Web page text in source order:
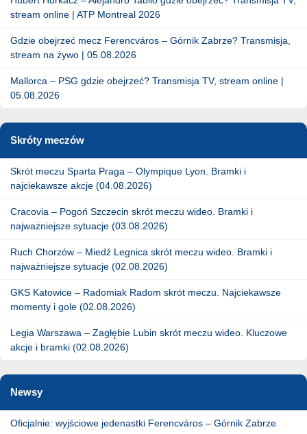
stream online | ATP Montreal 2026
Gdzie obejrzeć mecz Ferencváros – Górnik Zabrze? Transmisja,
stream na żywo | 05.08.2026
Mallorca – PSG gdzie obejrzeć? Transmisja TV, stream online |
05.08.2026
Skróty meczów
Skrót meczu Sparta Praga – Olympique Lyon. Bramki i
najciekawsze akcje (04.08.2026)
Cracovia – Pogoń Szczecin skrót meczu wideo. Bramki i
najważniejsze sytuacje (03.08.2026)
Ruch Chorzów – Miedź Legnica skrót meczu wideo. Bramki i
najważniejsze sytuacje (02.08.2026)
GKS Katowice – Radomiak Radom skrót meczu. Najciekawsze
momenty i gole (02.08.2026)
Legia Warszawa – Zagłębie Lubin skrót meczu wideo. Kluczowe
akcje i bramki (02.08.2026)
Newsy
Oficjalnie: wyjściowe jedenastki Ferencváros – Górnik Zabrze